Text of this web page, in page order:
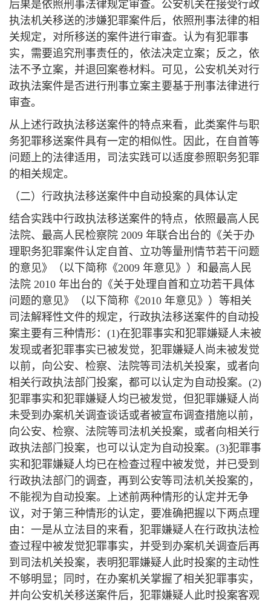
后果是依照刑事法律规定审查。公安机关在接受行政
执法机关移送的涉嫌犯罪案件后，依照刑事法律的相
关规定，对所移送的案件进行审查。认为有犯罪事
实，需要追究刑事责任的，依法决定立案；反之，依
法不予立案，并退回案卷材料。可见，公安机关对行
政执法案件是否进行刑事立案主要基于刑事法律进行
审查。
从上述行政执法移送案件的特点来看，此类案件与职
务犯罪移送案件具有一定的相似性。因此，在自首等
问题上的法律适用，司法实践可以适度参照职务犯罪
的相关规定。
（二）行政执法移送案件中自动投案的具体认定
结合实践中行政执法移送案件的特点，依照最高人民
法院、最高人民检察院 2009 年联合出台的《关于办
理职务犯罪案件认定自首、立功等量刑情节若干问题
的意见》（以下简称《2009 年意见》）和最高人民
法院 2010 年出台的《关于处理自首和立功若干具体
问题的意见》（以下简称《2010 年意见》）等相关
司法解释性文件的规定，行政执法移送案件的自动投
案主要有三种情形：(1)在犯罪事实和犯罪嫌疑人未被
发现或者犯罪事实已被发觉，犯罪嫌疑人尚未被发觉
以前，向公安、检察、法院等司法机关投案，或者向
相关行政执法部门投案，都可以认定为自动投案。(2)
犯罪事实和犯罪嫌疑人均已被发觉，但犯罪嫌疑人尚
未受到办案机关调查谈话或者被宣布调查措施以前，
向公安、检察、法院等司法机关投案，或者向相关行
政执法部门投案，也可以认定为自动投案。(3)犯罪事
实和犯罪嫌疑人均已在检查过程中被发觉，并已受到
行政执法部门的调查，再到公安等司法机关投案的，
不能视为自动投案。上述前两种情形的认定并无争
议，对于第三种情形的认定，要准确把握以下两点理
由：一是从立法目的来看，犯罪嫌疑人在行政执法检
查过程中被发觉犯罪事实，并受到办案机关调查后再
到司法机关投案，表明犯罪嫌疑人此时投案的主动性
不够明显；同时，在办案机关掌握了相关犯罪事实，
并向公安机关移送案件后，犯罪嫌疑人此时投案客观